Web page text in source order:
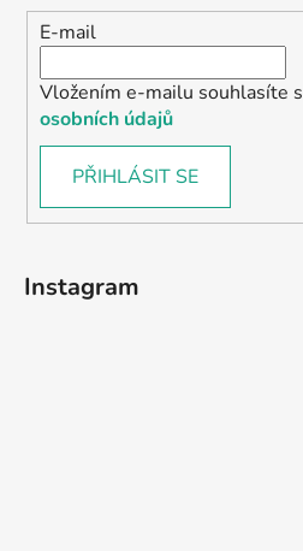
E-mail
Vložením e-mailu souhlasíte s
osobních údajů
PŘIHLÁSIT SE
Instagram